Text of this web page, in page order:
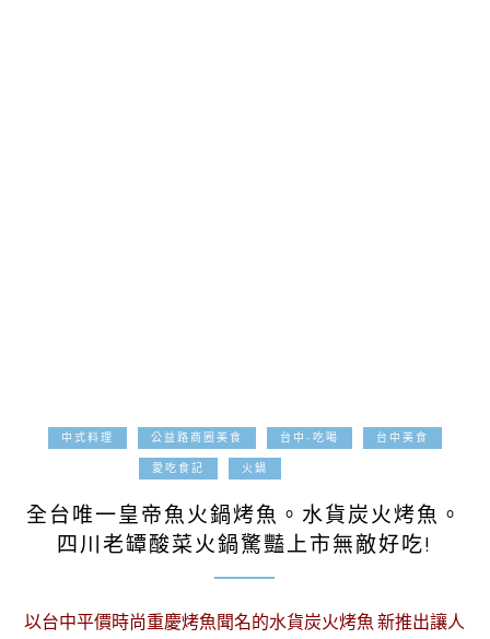
中式料理 公益路商圈美食 台中-吃喝 台中美食
愛吃食記 火鍋
全台唯一皇帝魚火鍋烤魚。水貨炭火烤魚。
四川老罈酸菜火鍋驚豔上市無敵好吃!
以台中平價時尚重慶烤魚聞名的水貨炭火烤魚 新推出讓人